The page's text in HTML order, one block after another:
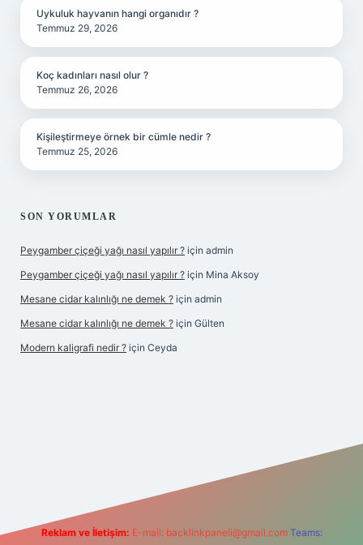
Uykuluk hayvanın hangi organıdır ?
Temmuz 29, 2026
Koç kadınları nasıl olur ?
Temmuz 26, 2026
Kişileştirmeye örnek bir cümle nedir ?
Temmuz 25, 2026
SON YORUMLAR
Peygamber çiçeği yağı nasıl yapılır ? için admin
Peygamber çiçeği yağı nasıl yapılır ? için Mina Aksoy
Mesane cidar kalınlığı ne demek ? için admin
Mesane cidar kalınlığı ne demek ? için Gülten
Modern kaligrafi nedir ? için Ceyda
Reklam ve İletişim: E-mail: backlinkpaneli@gmail.com Teams: